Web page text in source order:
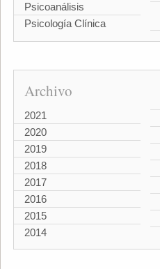
Psicoanálisis
Psicología Clínica
Archivo
2021
2020
2019
2018
2017
2016
2015
2014